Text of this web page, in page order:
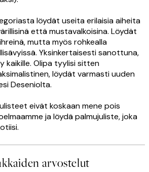
löydät useita erilaisia aiheita
että mustavalkoisina. Löydät
mutta myös rohkealla
Yksinkertaisesti sanottuna,
kaikille. Olipa tyylisi sitten
löydät varmasti uuden
Deseniolta.
eivät koskaan mene pois
ja löydä palmujuliste, joka
arvostelut